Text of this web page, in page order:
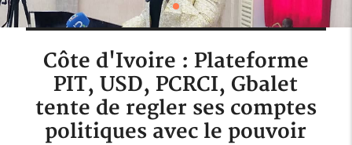
Côte d'Ivoire : Plateforme
PIT, USD, PCRCI, Gbalet
tente de regler ses comptes
politiques avec le pouvoir